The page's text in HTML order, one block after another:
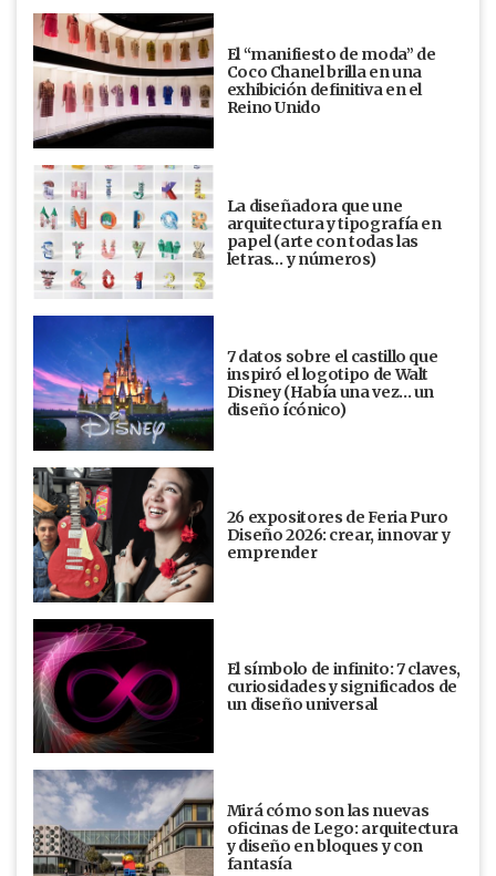
El “manifiesto de moda” de
Coco Chanel brilla en una
exhibición definitiva en el
Reino Unido
La diseñadora que une
arquitectura y tipografía en
papel (arte con todas las
letras… y números)
7 datos sobre el castillo que
inspiró el logotipo de Walt
Disney (Había una vez... un
diseño ícónico)
26 expositores de Feria Puro
Diseño 2026: crear, innovar y
emprender
El símbolo de infinito: 7 claves,
curiosidades y significados de
un diseño universal
Mirá cómo son las nuevas
oficinas de Lego: arquitectura
y diseño en bloques y con
fantasía